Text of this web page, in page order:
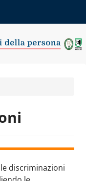
discriminazioni